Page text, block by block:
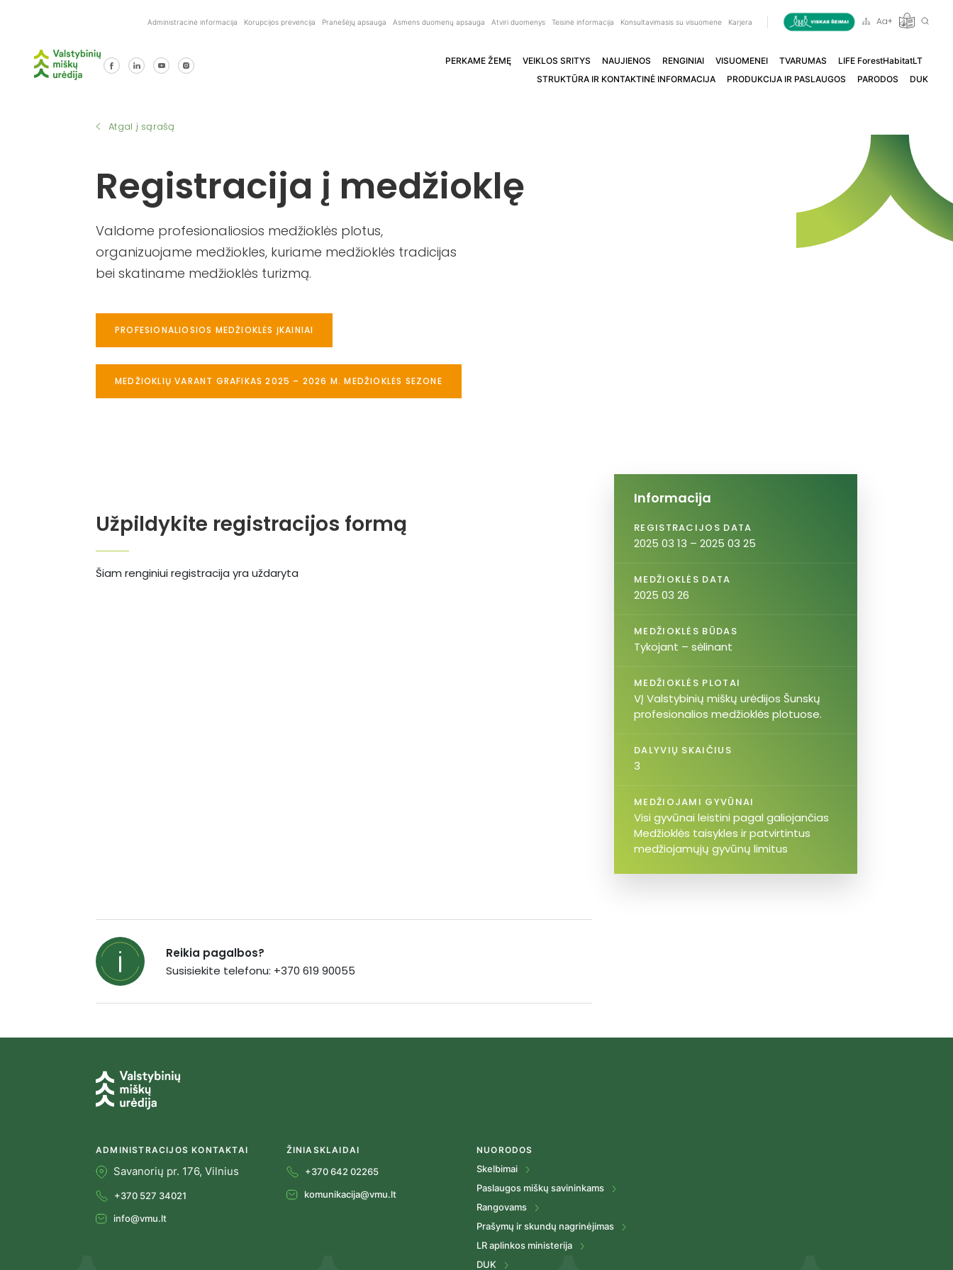
Administracinė informacija Korupcijos prevencija Pranešėjų apsauga Asmens duomenų apsauga Atviri duomenys Teisinė informacija Konsultavimasis su visuomene Karjera
PERKAME ŽEMĘ VEIKLOS SRITYS NAUJIENOS RENGINIAI VISUOMENEI TVARUMAS
LIFE ForestHabitatLT
STRUKTŪRA IR KONTAKTINĖ INFORMACIJA
PRODUKCIJA IR PASLAUGOS PARODOS DUK
Atgal į sąrašą
Registracija į medžioklę
Valdome profesionaliosios medžioklės plotus,
organizuojame medžiokles, kuriame medžioklės tradicijas
bei skatiname medžioklės turizmą.
PROFESIONALIOSIOS MEDŽIOKLĖS ĮKAINIAI
MEDŽIOKLIŲ VARANT GRAFIKAS 2025 – 2026 M. MEDŽIOKLĖS SEZONE
Užpildykite registracijos formą
Šiam renginiui registracija yra uždaryta
Informacija
REGISTRACIJOS DATA
2025 03 13 – 2025 03 25
MEDŽIOKLĖS DATA
2025 03 26
MEDŽIOKLĖS BŪDAS
Tykojant – sėlinant
MEDŽIOKLĖS PLOTAI
VĮ Valstybinių miškų urėdijos Šunskų
profesionalios medžioklės plotuose.
DALYVIŲ SKAIČIUS
3
MEDŽIOJAMI GYVŪNAI
Visi gyvūnai leistini pagal galiojančias
Medžioklės taisykles ir patvirtintus
medžiojamųjų gyvūnų limitus
Reikia pagalbos?
Susisiekite telefonu: +370 619 90055
ADMINISTRACIJOS KONTAKTAI
Savanorių pr. 176, Vilnius
+370 527 34021
info@vmu.lt
ŽINIASKLAIDAI
+370 642 02265
komunikacija@vmu.lt
NUORODOS
Skelbimai
Paslaugos miškų savininkams
Rangovams
Prašymų ir skundų nagrinėjimas
LR aplinkos ministerija
DUK